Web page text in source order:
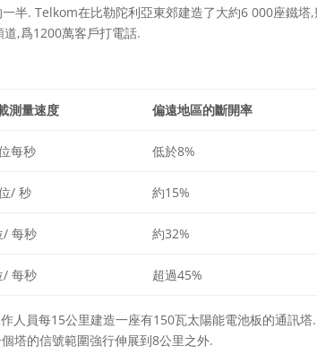
半. Telkom在比勒陀利亞東郊建造了大約6 000座鐵塔
,爲1200萬客戶打電話.
測量速度 偏遠地區的斷開率
每秒 低於8%
/ 秒 約15%
/ 每秒 約32%
/ 每秒 超過45%
人員每15公里建造一座有150瓦太陽能電池板的通訊塔
塔的信號範圍強行伸展到8公里之外.